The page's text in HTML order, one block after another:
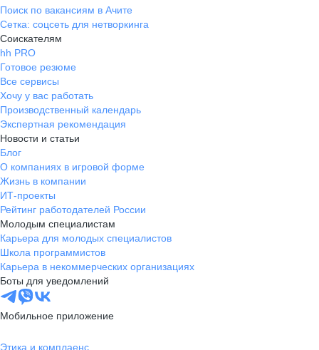
Поиск по вакансиям в Ачите
Сетка: соцсеть для нетворкинга
Соискателям
hh PRO
Готовое резюме
Все сервисы
Хочу у вас работать
Производственный календарь
Экспертная рекомендация
Новости и статьи
Блог
О компаниях в игровой форме
Жизнь в компании
ИТ-проекты
Рейтинг работодателей России
Молодым специалистам
Карьера для молодых специалистов
Школа программистов
Карьера в некоммерческих организациях
Боты для уведомлений
Мобильное приложение
Этика и комплаенс